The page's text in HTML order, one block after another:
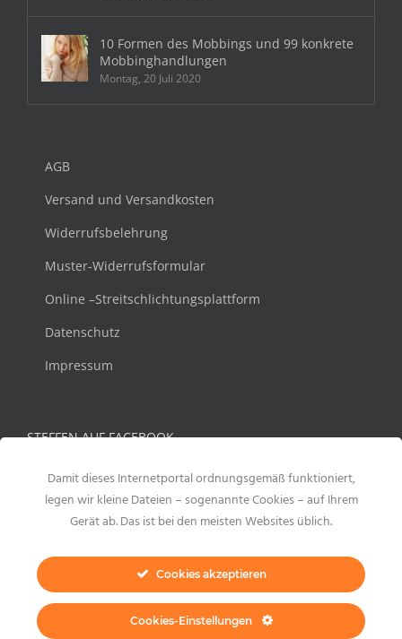
10 Formen des Mobbings und 99 konkrete
Mobbinghandlungen
Montag, 20 Juli 2020
AGB
Versand und Versandkosten
Widerrufsbelehrung
Muster-Widerrufsformular
Online –Streitschlichtungsplattform
Datenschutz
Impressum
STEFFEN AUF FACEBOOK
Damit dieses Internetportal ordnungsgemäß funktioniert,
legen wir kleine Dateien – sogenannte Cookies – auf Ihrem
Gerät ab. Das ist bei den meisten Websites üblich.
Cookies akzeptieren
Cookies-Einstellungen